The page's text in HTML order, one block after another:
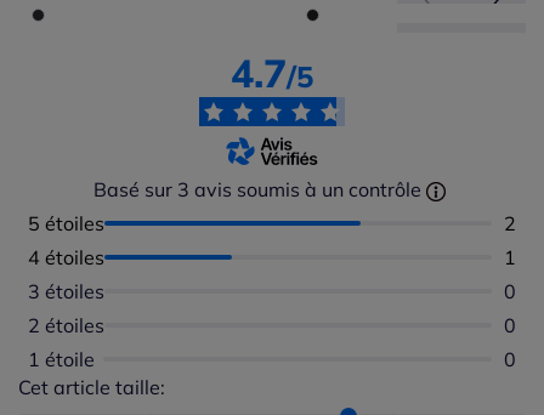
4.7/5
Basé sur 3 avis soumis à un contrôle
5 étoiles
2
4 étoiles
1
3 étoiles
0
2 étoiles
0
1 étoile
0
Cet article taille:
Répartition du taillant selon les avis clients